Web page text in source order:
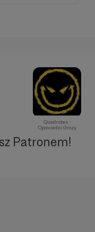
Quadrotes -
Opowieści Grozy
Patronem!